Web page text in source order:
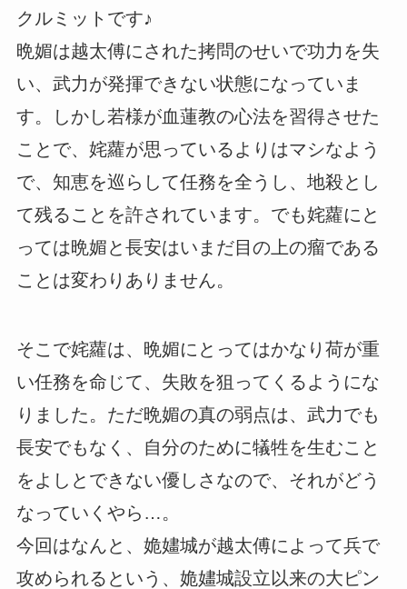
クルミットです♪
晩媚は越太傅にされた拷問のせいで功力を失
い、武力が発揮できない状態になっていま
す。しかし若様が血蓮教の心法を習得させた
ことで、姹蘿が思っているよりはマシなよう
で、知恵を巡らして任務を全うし、地殺とし
て残ることを許されています。でも姹蘿にと
っては晩媚と長安はいまだ目の上の瘤である
ことは変わりありません。
そこで姹蘿は、晩媚にとってはかなり荷が重
い任務を命じて、失敗を狙ってくるようにな
りました。ただ晩媚の真の弱点は、武力でも
長安でもなく、自分のために犠牲を生むこと
をよしとできない優しさなので、それがどう
なっていくやら…。
今回はなんと、姽嫿城が越太傅によって兵で
攻められるという、姽嫿城設立以来の大ピン